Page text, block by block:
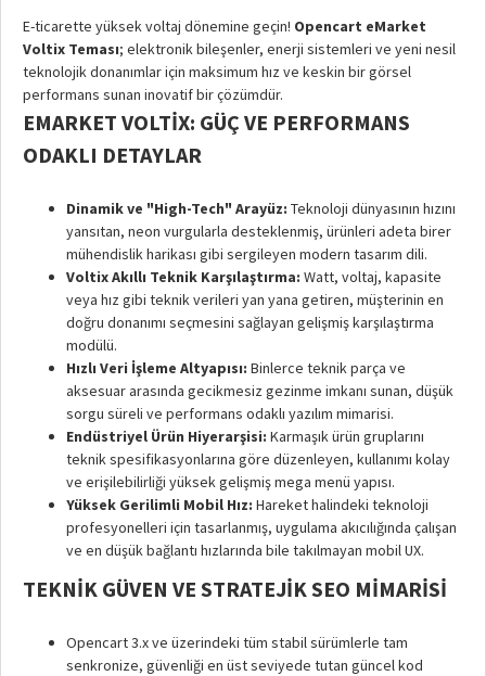
E-ticarette yüksek voltaj dönemine geçin! Opencart eMarket
Voltix Teması; elektronik bileşenler, enerji sistemleri ve yeni nesil
teknolojik donanımlar için maksimum hız ve keskin bir görsel
performans sunan inovatif bir çözümdür.
EMARKET VOLTIX: GÜÇ VE PERFORMANS
ODAKLI DETAYLAR
Dinamik ve "High-Tech" Arayüz: Teknoloji dünyasının hızını
yansıtan, neon vurgularla desteklenmiş, ürünleri adeta birer
mühendislik harikası gibi sergileyen modern tasarım dili.
Voltix Akıllı Teknik Karşılaştırma: Watt, voltaj, kapasite
veya hız gibi teknik verileri yan yana getiren, müşterinin en
doğru donanımı seçmesini sağlayan gelişmiş karşılaştırma
modülü.
Hızlı Veri İşleme Altyapısı: Binlerce teknik parça ve
aksesuar arasında gecikmesiz gezinme imkanı sunan, düşük
sorgu süreli ve performans odaklı yazılım mimarisi.
Endüstriyel Ürün Hiyerarşisi: Karmaşık ürün gruplarını
teknik spesifikasyonlarına göre düzenleyen, kullanımı kolay
ve erişilebilirliği yüksek gelişmiş mega menü yapısı.
Yüksek Gerilimli Mobil Hız: Hareket halindeki teknoloji
profesyonelleri için tasarlanmış, uygulama akıcılığında çalışan
ve en düşük bağlantı hızlarında bile takılmayan mobil UX.
TEKNIK GÜVEN VE STRATEJIK SEO MIMARISI
Opencart 3.x ve üzerindeki tüm stabil sürümlerle tam
senkronize, güvenliği en üst seviyede tutan güncel kod